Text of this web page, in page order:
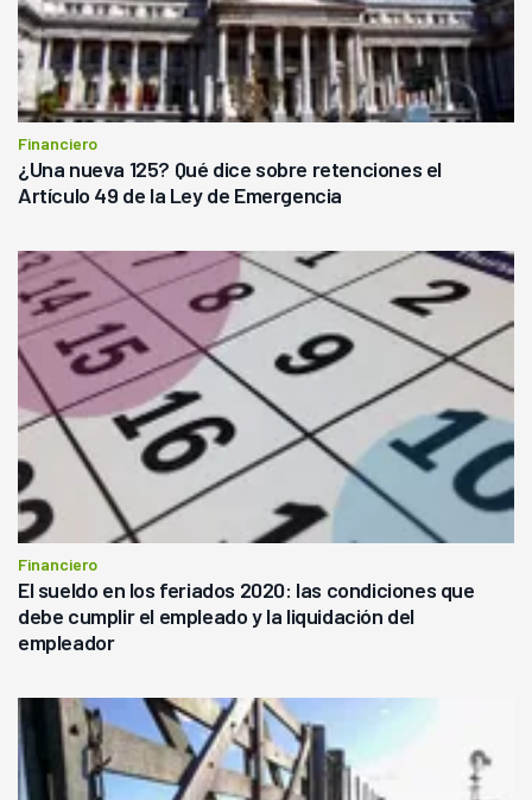
Financiero
¿Una nueva 125? Qué dice sobre retenciones el
Artículo 49 de la Ley de Emergencia
Financiero
El sueldo en los feriados 2020: las condiciones que
debe cumplir el empleado y la liquidación del
empleador